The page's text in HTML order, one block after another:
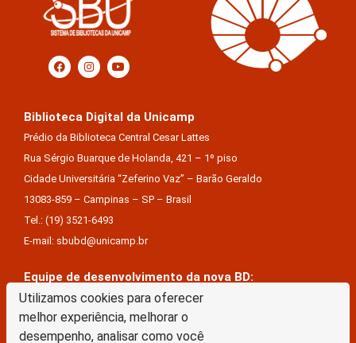
Utilizamos cookies para oferecer
melhor experiência, melhorar o
desempenho, analisar como você
Biblioteca Digital da Unicamp
Prédio da Biblioteca Central Cesar Lattes
Rua Sérgio Buarque de Holanda, 421 – 1º piso
Cidade Universitária “Zeferino Vaz” – Barão Geraldo
13083-859 – Campinas – SP – Brasil
Tel.: (19) 3521-6493
E-mail: sbubd@unicamp.br
Equipe de desenvolvimento da nova BD:
Keite Aparecida Duarte
Márcio Vinícius De Jesus Almeida
Saul Victor De Castro E Silva